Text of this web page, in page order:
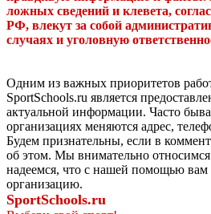
ложных сведений и клевета,
РФ, влекут за собой
случаях и уголовную
Одним из важных приоритетов
SportSchools.ru является
актуальной информации. Часто
организациях меняются адрес,
Будем признательны, если в
об этом. Мы внимательно
надеемся, что с нашей помощью
организацию.
SportSchools.ru